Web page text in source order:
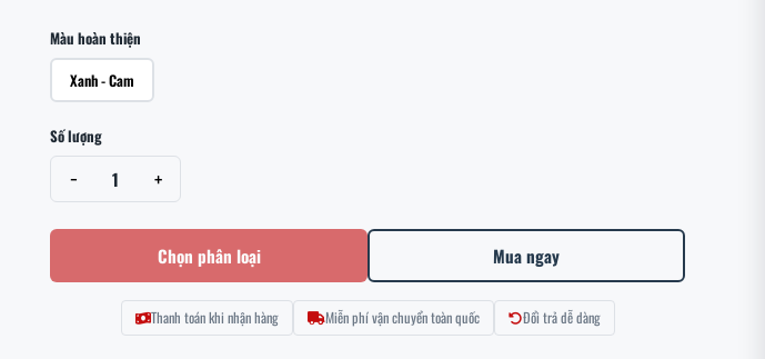
Màu hoàn thiện
Xanh - Cam
Số lượng
− 1 +
Chọn phân loại Mua ngay
Thanh toán khi nhận hàng Miễn phí vận chuyển toàn quốc Đổi trả dễ dàng